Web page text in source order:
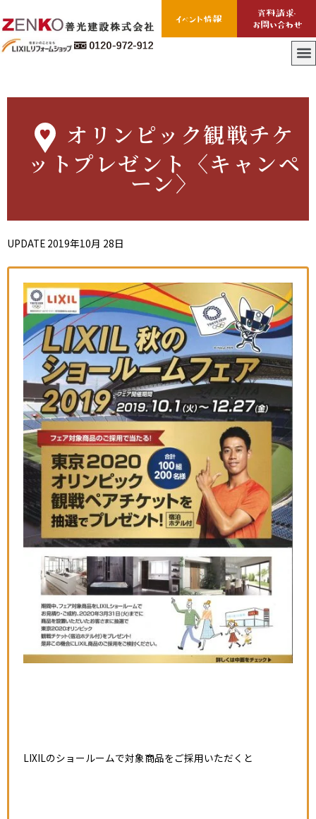
オリンピック観戦チケ
ットプレゼント〈キャンペ
ーン〉
UPDATE 2019年10月 28日
LIXILのショールームで対象商品をご採用いただくと